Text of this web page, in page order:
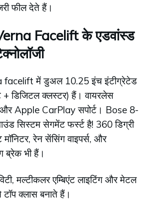
फील देते हैं।
Facelift के एडवांस्ड
facelift में डुअल 10.25 इंच इंटीग्रेटेड
+ डिजिटल क्लस्टर) हैं। वायरलेस
Apple CarPlay सपोर्ट। Bose 8-
सिस्टम सेगमेंट फर्स्ट है! 360 डिग्री
मॉनिटर, रेन सेंसिंग वाइपर्स, और
ब्रेक भी हैं।
मल्टीकलर एम्बिएंट लाइटिंग और मेटल
टॉप क्लास बनाते हैं।